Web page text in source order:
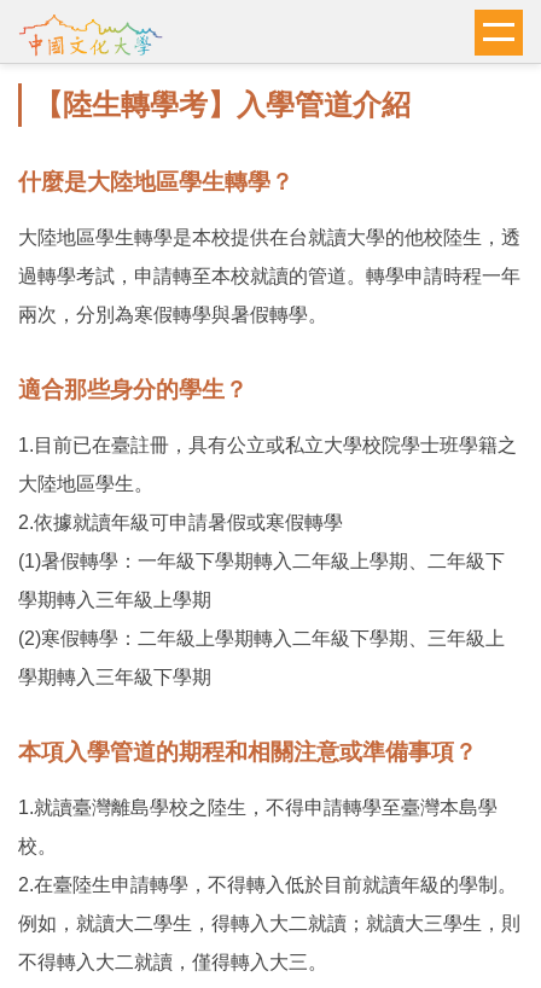
到
區
【陸生轉學考】入學管道介紹
什麼是大陸地區學生轉學？
大陸地區學生轉學是本校提供在台就讀大學的他校陸生，透
過轉學考試，申請轉至本校就讀的管道。轉學申請時程一年
兩次，分別為寒假轉學與暑假轉學。
適合那些身分的學生？
1.目前已在臺註冊，具有公立或私立大學校院學士班學籍之
大陸地區學生。
2.依據就讀年級可申請暑假或寒假轉學
(1)暑假轉學：一年級下學期轉入二年級上學期、二年級下
學期轉入三年級上學期
(2)寒假轉學：二年級上學期轉入二年級下學期、三年級上
學期轉入三年級下學期
本項入學管道的期程和相關注意或準備事項？
1.就讀臺灣離島學校之陸生，不得申請轉學至臺灣本島學
校。
2.在臺陸生申請轉學，不得轉入低於目前就讀年級的學制。
例如，就讀大二學生，得轉入大二就讀；就讀大三學生，則
不得轉入大二就讀，僅得轉入大三。